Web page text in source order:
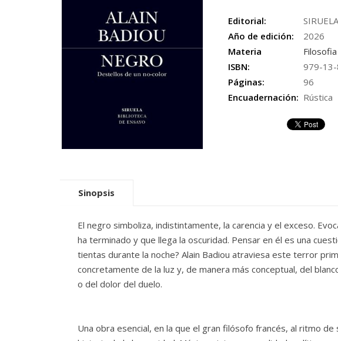
Editorial:
SIRUELA
Año de edición:
2026
Materia
Filosofia
ISBN:
979-
Páginas:
96
Encuadernación: Rústica
Sinopsis
El negro simboliza, indistintamente, la carencia y el exceso.
ha terminado y que llega la os­curidad. Pensar en él es una
tientas durante la noche? Alain Badiou atraviesa este terror
concretamente de la luz y, de manera más conceptual, del
o del dolor del duelo.
Una obra esencial, en la que el gran filósofo francés, al ritmo